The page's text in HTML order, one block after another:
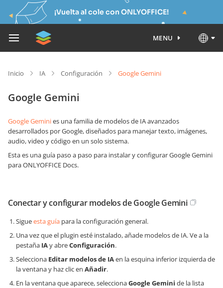
¡Vuelta al cole con ONLYOFFICE!
MENU
Inicio IA Configuración Google Gemini
Google Gemini
Google Geminies una familia de modelos de IA avanzados
desarrollados por Google, diseñados para manejar texto, imágenes,
audio, video y código en un solo sistema.
Esta es una guía paso a paso para instalar y configurar Google Gemini
para ONLYOFFICE Docs.
Conectar y configurar modelos de Google Gemini
Sigueesta guía para la configuración general.
Una vez que el plugin esté instalado, añade modelos de IA. Ve a la
pestaña IAy abreConfiguración.
Selecciona Editar modelos de IAen la esquina inferior izquierda de
la ventana y haz clic en Añadir.
En la ventana que aparece, seleccionaGoogle Gemini de la lista